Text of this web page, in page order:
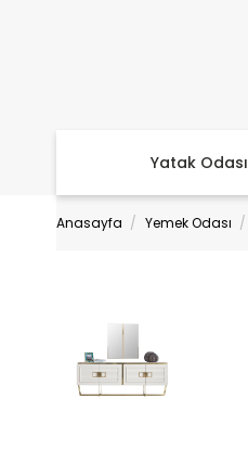
Yatak Odası
Anasayfa Yemek Odası